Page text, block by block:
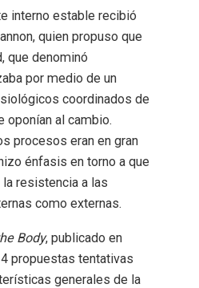
interno estable recibió
quien propuso que
que denominó
por medio de un
coordinados de
oponían al cambio.
procesos eran en gran
énfasis en torno a que
resistencia a las
como externas.
Body, publicado en
propuestas tentativas
generales de la